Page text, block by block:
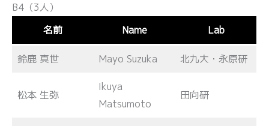
B4（3人）
名前
Name Lab
鈴鹿 真世 Mayo Suzuka 北九大・永原研
松本 生弥
Ikuya
Matsumoto
田向研